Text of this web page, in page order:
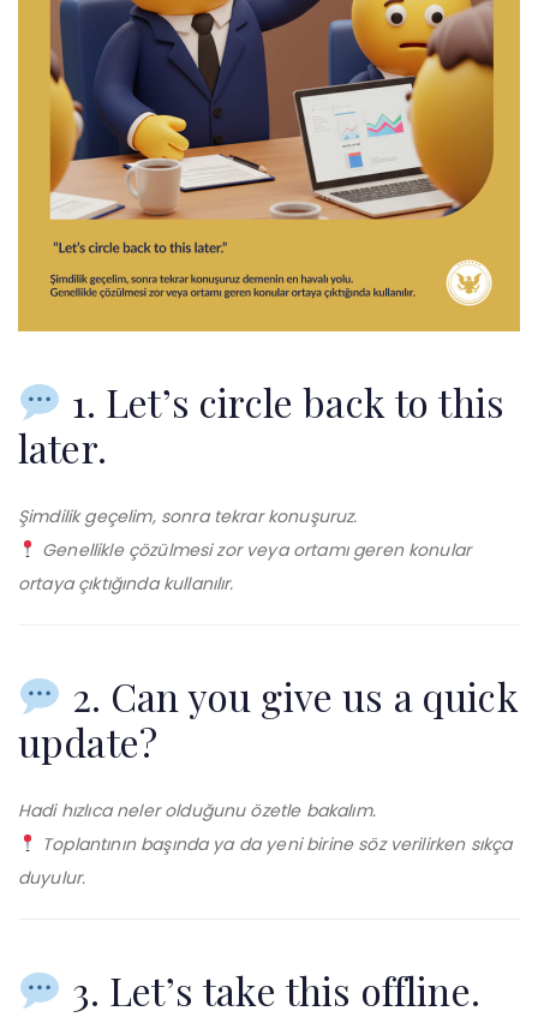
1. Let’s circle back to this
later.
Şimdilik geçelim, sonra tekrar konuşuruz.
Genellikle çözülmesi zor veya ortamı geren konular
ortaya çıktığında kullanılır.
2. Can you give us a quick
update?
Hadi hızlıca neler olduğunu özetle bakalım.
Toplantının başında ya da yeni birine söz verilirken sıkça
duyulur.
3. Let’s take this offline.